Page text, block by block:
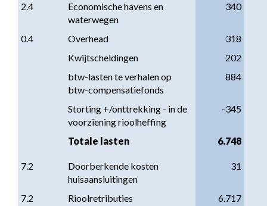
2.4
Economische havens en
waterwegen
340
0.4 Overhead
318
Kwijtscheldingen
202
btw-lasten te verhalen op
btw-compensatiefonds
884
Storting +/onttrekking - in de
voorziening rioolheffing
-345
Totale lasten 6.748
7.2
Doorberkende kosten
huisaansluitingen
31
7.2 Rioolretributies
6.717